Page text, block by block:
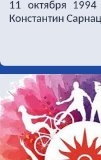
11 октября
Константин